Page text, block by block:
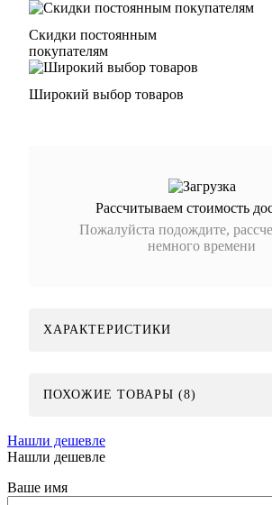
Скидки постоянным
покупателям
Широкий выбор товаров
Рассчитываем стоимость
Пожалуйста подождите,
немного времени
ХАРАКТЕРИСТИКИ
ПОХОЖИЕ ТОВАРЫ (8)
Нашли дешевле
Нашли дешевле
Ваше имя